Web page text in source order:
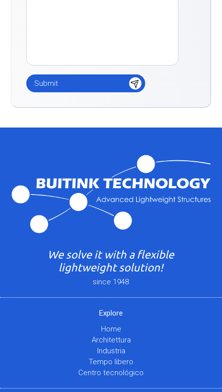
We solve it with a flexible
lightweight solution!
since 1948
Explore
Home
Architettura
Industria
Tempo libero
Centro tecnológico